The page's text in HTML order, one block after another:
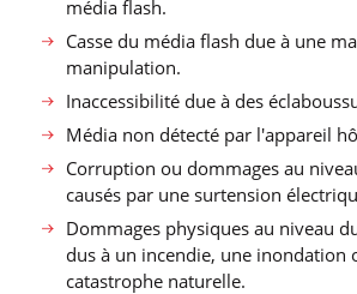
média flash.
Casse du média flash due à une
manipulation.
Inaccessibilité due à des
Média non détecté par l′appareil
Corruption ou dommages au
causés par une surtension
Dommages physiques au niveau
dus à un incendie, une inondation
catastrophe naturelle.